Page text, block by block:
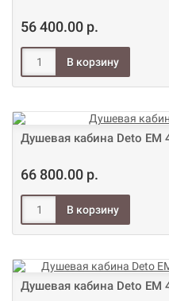
56 400.00 р.
Душевая кабина Deto ЕМ
66 800.00 р.
Душевая кабина Deto ЕМ